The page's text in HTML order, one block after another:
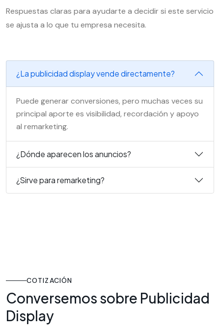
Respuestas claras para ayudarte a decidir si este servicio
se ajusta a lo que tu empresa necesita.
¿La publicidad display vende directamente?
Puede generar conversiones, pero muchas veces su
principal aporte es visibilidad, recordación y apoyo
al remarketing.
¿Dónde aparecen los anuncios?
¿Sirve para remarketing?
COTIZACIÓN
Conversemos sobre Publicidad
Display